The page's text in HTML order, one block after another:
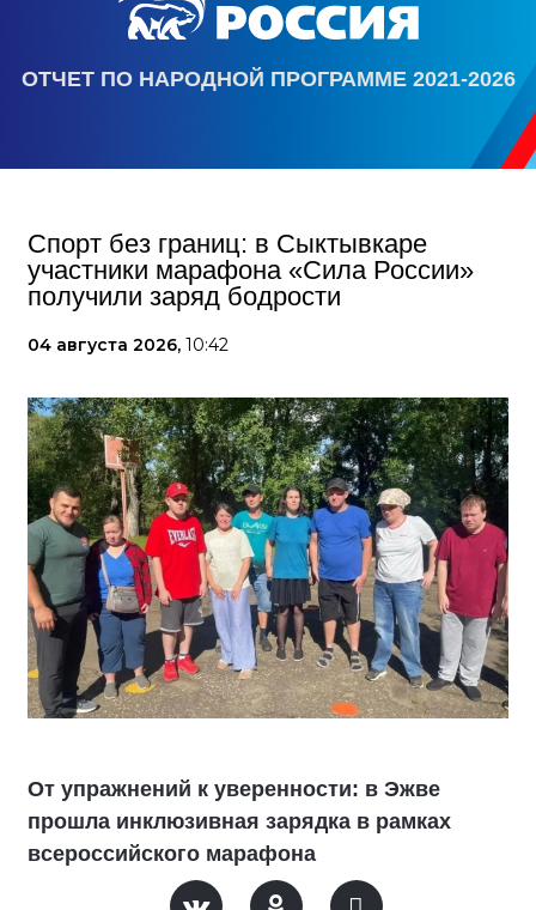
ОТЧЕТ ПО НАРОДНОЙ ПРОГРАММЕ 2021-2026
Спорт без границ: в Сыктывкаре
участники марафона «Сила России»
получили заряд бодрости
04 августа 2026, 10:42
От упражнений к уверенности: в Эжве
прошла инклюзивная зарядка в рамках
всероссийского марафона